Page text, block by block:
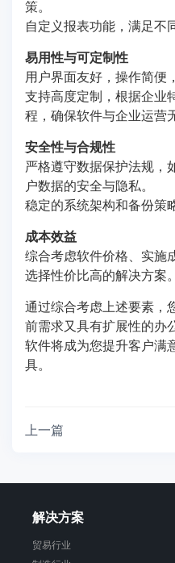
策。
自定义报表功能，满足不
易用性与可定制性
用户界面友好，操作简便
支持高度定制，根据企业
程，确保软件与企业运营
安全性与合规性
严格遵守数据保护法规，
户数据的安全与隐私。
稳定的系统架构和备份策
成本效益
综合考虑软件价格、实施
选择性价比高的解决方案。
通过综合考虑上述要素，
前需求又具有扩展性的办
软件将成为您提升客户满
具。
上一篇
解决方案
贸易行业